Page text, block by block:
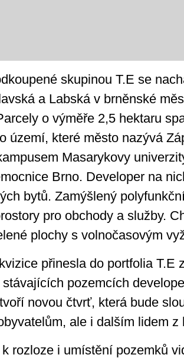
skupinou T.E se
a Labská v brněnské
o výměře 2,5 hektaru
území, které město nazývá
Masarykovy
Brno. Developer na
bytů. Zamýšlený
pro obchody a služby.
plochy s volnočasovým
přinesla do portfolia T.E
pozemcích
novou čtvrť, která bude
ale i dalším lidem
k rozloze i umístění pozemků